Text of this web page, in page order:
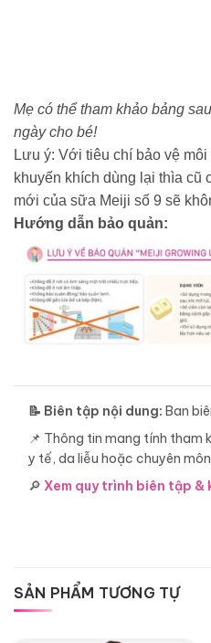
Mẹ có thể tham khảo bảng
ngày cho bé!
Lưu ý: Với tiêu chí bảo vệ
khuyến khích dùng lại thìa cũ
mới của sữa Meiji số 9 sẽ
Hướng dẫn bảo quản:
📝 Biên tập nội dung: Ban
📌 Thông tin mang tính tham
y tế, da liễu hoặc chuyên
🔎 Xem quy trình biên tập &
SẢN PHẨM TƯƠNG TỰ